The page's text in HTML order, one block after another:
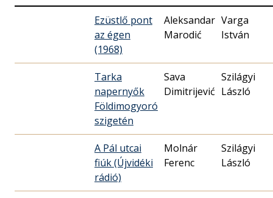
Ezüstlő pont
az égen
(1968)
Aleksandar
Marodić
Varga
István
Tarka
napernyők
Földimogyoró
szigetén
Sava
Dimitrijević
Szilágyi
László
A Pál utcai
fiúk (Újvidéki
rádió)
Molnár
Ferenc
Szilágyi
László